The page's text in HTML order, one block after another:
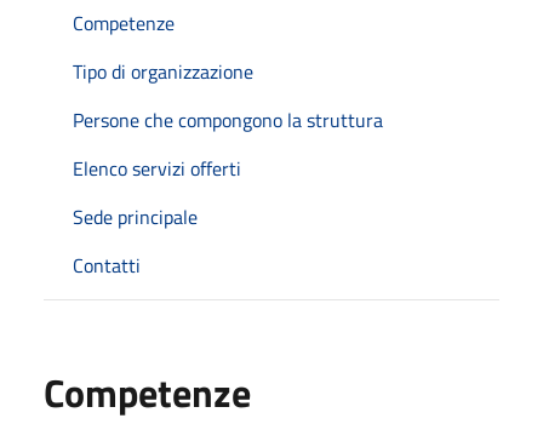
Competenze
Tipo di organizzazione
Persone che compongono la struttura
Elenco servizi offerti
Sede principale
Contatti
Competenze